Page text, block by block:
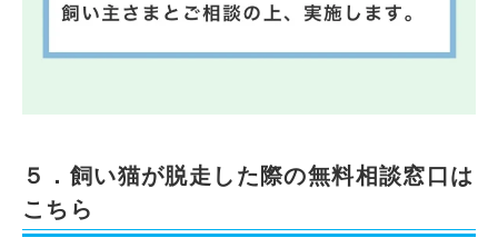
５．飼い猫が脱走した際の無料相談窓口は
こちら